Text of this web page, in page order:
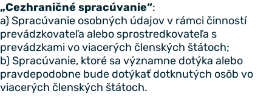
„Cezhraničné spracúvanie“:
a) Spracúvanie osobných údajov v rámci činností
prevádzkovateľa alebo sprostredkovateľa s
prevádzkami vo viacerých členských štátoch;
b) Spracúvanie, ktoré sa významne dotýka alebo
pravdepodobne bude dotýkať dotknutých osôb vo
viacerých členských štátoch.